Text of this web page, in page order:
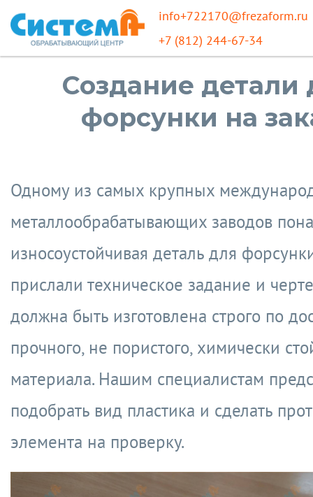
info+722170@frezaform.ru
+7 (812) 244-67-34
Создание детали
форсунки на
Одному из самых крупных
металлообрабатывающих заводов
износоустойчивая деталь для
прислали техническое задание и
должна быть изготовлена строго по
прочного, не пористого, химически
материала. Нашим специалистам
подобрать вид пластика и сделать
элемента на проверку.